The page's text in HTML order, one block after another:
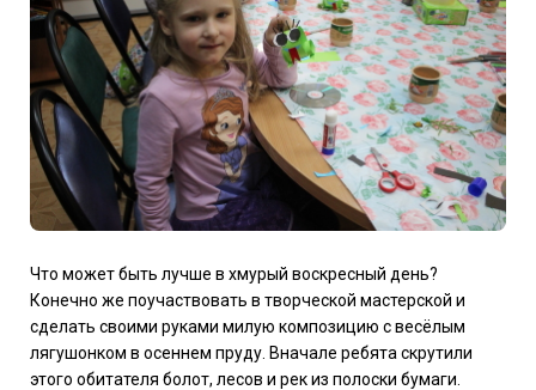
Что может быть лучше в хмурый воскресный день?
Конечно же поучаствовать в творческой мастерской и
сделать своими руками милую композицию с весёлым
лягушонком в осеннем пруду. Вначале ребята скрутили
этого обитателя болот, лесов и рек из полоски бумаги.